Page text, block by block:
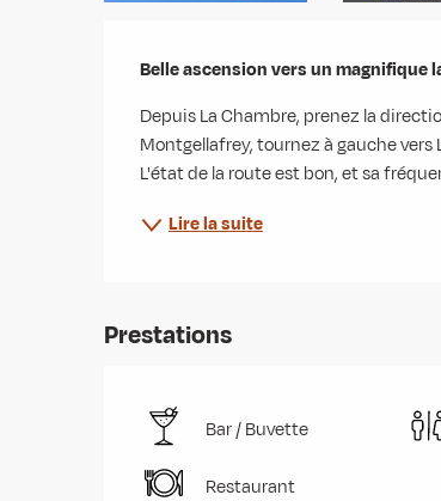
Description
Belle ascension vers un magnifique
Depuis La Chambre, prenez la
Montgellafrey, tournez à gauche vers
L'état de la route est bon, et sa
Lire la suite
Prestations
Bar / Buvette
Restaurant